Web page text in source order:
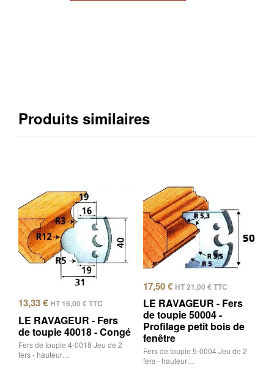
Produits similaires
13,33€ HT 16,00 €TTC
LE RAVAGEUR - Fers
de toupie 40018 - Congé
Fers de toupie 4-0018 Jeu de 2
fers - hauteur…
17,50€ HT21,00 €TTC
LE RAVAGEUR - Fers
de toupie 50004 -
Profilage petit bois de
fenêtre
Fers de toupie 5-0004 Jeu de 2
fers - hauteur…